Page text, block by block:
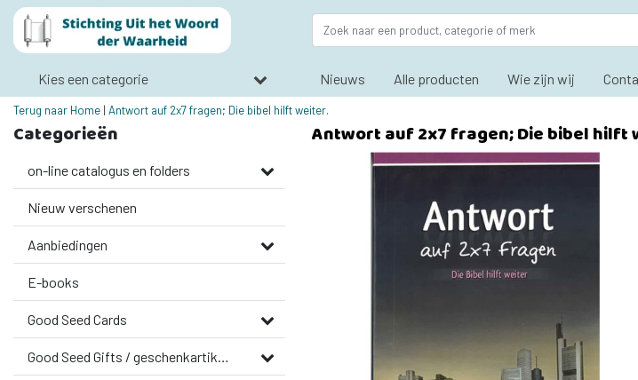
Kies een categorie Nieuws Alle producten Wie zijn wij
Terug naar Home | Antwort auf 2x7 fragen; Die bibel hilft weiter.
Categorieën
on-line catalogus en folders
Nieuw verschenen
Aanbiedingen
E-books
Good Seed Cards
Good Seed Gifts / geschenkartikelen
Antwort auf 2x7 fragen; Die bibel hilft